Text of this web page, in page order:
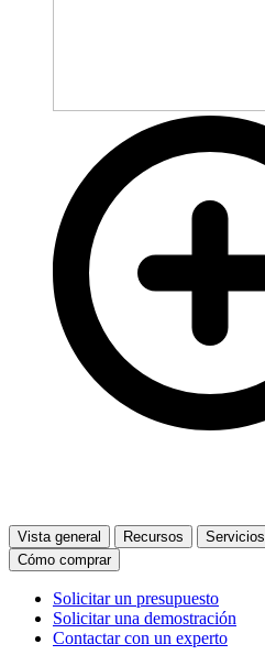
Vista general Recursos Servicios
Cómo comprar
Solicitar un presupuesto
Solicitar una demostración
Contactar con un experto